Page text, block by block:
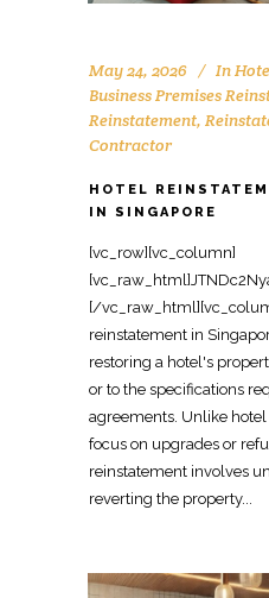
May 24, 2026 In
Business Premises
Reinstatement,
Contractor
HOTEL
IN SINGAPORE
[vc_row][vc_column][vc_raw_html]JTNDc2NyaXB0JTIwdHlwZSUzRCUyMmFwcGxpY2F0aW9uJTJGbGQlMkJqc29uJTIyJTNFJTBBJTdCJTBBJTIwJTIwJTIyJTQwY29udGV4dCUyMiUzQSUyMCUyMmh0dHBzJTNBJTJGJTJGc2NoZW1hLm9yZyUyMiUyQyUwQSUyMCUyMCUyMiU0MGdyYXBoJTIyJTNBJTIwJTVCJTBBJTIwJTIwJTIwJTIwJTdCJTBBJTIwJTIwJTIwJTIwJTIwJTIwJTIyJTQwdHlwZSUyMiUzQSUyMCUyMk9yZ2FuaXphdGlvbiUyMiUyQyUwQSUyMCUyMCUyMCUyMCUyMCUyMCUyMm5hbWUlMjIlM0ElMjAlMjJPZmZpY2UlMjBSZWluc3RhdGVtZW50JTIwU2luZ2Fwb3JlJTIyJTJDJTBBJTIwJTIwJTIwJTIwJTIwJTIwJTIydXJsJTIyJTNBJTIwJTIyaHR0cHMlM0ElMkYlMkZ3d3cub2ZmaWNlcmVpbnN0YXRlbWVudHNpbmdhcG9yZS5jb20lMkYlMjIlMkMlMEElMjAlMjAlMjAlMjAlMjAlMjAlMjJsb2dvJTIyJTNBJTIwJTIyaHR0cHMlM0ElMkYlMkZ3d3cub2ZmaWNlcmVpbnN0YXRlbWVudHNpbmdhcG9yZS5jb20lMkZsb2dvLnBuZyUyMiUyQyUwQSUyMCUyMCUyMCUyMCUyMCUyMCUyMnNhbWVBcyUyMiUzQSUyMCU1QiUwQSUyMCUyMCUyMCUyMCUyMCUyMCUyMCUyMCUyMmh0dHBzJTNBJTJGJTJGd3d3LmZhY2Vib29rLmNvbSUyRk9mZmljZVJlaW5zdGF0ZW1lbnRTaW5nYXBvcmUlMjIlMkMlMEElMjAlMjAlMjAlMjAlMjAlMjAlMjAlMjAlMjJodHRwcyUzQSUyRiUyRnd3dy5saW5rZWRpbi5jb20lMkZjb21wYW55JTJGb2ZmaWNlLXJlaW5zdGF0ZW1lbnQtc2luZ2Fwb3JlJTIyJTBBJTIwJTIwJTIwJTIwJTIwJTIwJTVEJTJDJTBBJTIwJTIwJTIwJTIwJTIwJTIwJTIyY29udGFjdFBvaW50JTIyJTNBJTIwJTVCJTBBJTIwJTIwJTIwJTIwJTIwJTIwJTIwJTIwJTdCJTBBJTIwJTIwJTIwJTIwJTIwJTIwJTIwJTIwJTIwJTIwJTIyJTQwdHlwZSUyMiUzQSUyMCUyMkNvbnRhY3RQb2ludCUyMiUyQyUwQSUyMCUyMCUyMCUyMCUyMCUyMCUyMCUyMCUyMCUyMCUyMnRlbGVwaG9uZSUyMiUzQSUyMCUyMiUyQjY1JTIwNjM2OSUyMDgxMjMlMjIlMkMlMEElMjAlMjAlMjAlMjAlMjAlMjAlMjAlMjAlMjAlMjAlMjJjb250YWN0VHlwZSUyMiUzQSUyMCUyMmN1c3RvbWVyJTIwc2VydmljZSUyMiUyQyUwQSUyMCUyMCUyMCUyMCUyMCUyMCUyMCUyMCUyMCUyMCUyMmFyZWFTZXJ2ZWQlMjIlM0ElMjAlMjJTRyUyMiUyQyUwQSUyMCUyMCUyMCUyMCUyMCUyMCUyMCUyMCUyMCUyMCUyMmF2YWlsYWJsZUxhbmd1YWdlJTIyJTNBJTIwJTIyZW4lMjIlMEElMjAlMjAlMjAlMjAlMjAlMjAlMjAlMjAlN0QlMEElMjAlMjAlMjAlMjAlMjAlMjAlNUQlMEElMjAlMjAlMjAlMjAlN0QlMkMlMEElMjAlMjAlMjAlMjAlN0IlMEElMjAlMjAlMjAlMjAlMjAlMjAlMjIlNDB0eXBlJTIyJTNBJTIwJTIyV2ViU2l0ZSUyMiUyQyUwQSUyMCUyMCUyMCUyMCUyMCUyMCUyMnVybCUyMiUzQSUyMCUyMmh0dHBzJTNBJTJGJTJGd3d3Lm9mZmljZXJlaW5zdGF0ZW1lbnRzaW5nYXBvcmUuY29tJTJGJTIyJTJDJTBBJTIwJTIwJTIwJTIwJTIwJTIwJTIycG90ZW50aWFsQWN0aW9uJTIyJTNBJTIwJTdCJTBBJTIwJTIwJTIwJTIwJTIwJTIwJTIwJTIwJTIyJTQwdHlwZSUyMiUzQSUyMCUyMlNlYXJjaEFjdGlvbiUyMiUyQyUwQSUyMCUyMCUyMCUyMCUyMCUyMCUyMCUyMCUyMnRhcmdldCUyMiUzQSUyMCUyMmh0dHBzJTNBJTJGJTJGd3d3Lm9mZmljZXJlaW5zdGF0ZW1lbnRzaW5nYXBvcmUuY29tJTJGJTNGcyUzRCU3QnNlYXJjaF90ZXJtX3N0cmluZyU3RCUyMiUyQyUwQSUyMCUyMCUyMCUyMCUyMCUyMCUyMCUyMCUyMnF1ZXJ5LWlucHV0JTIyJTNBJTIwJTIycmVxdWlyZWQlMjBuYW1lJTNEc2VhcmNoX3Rlcm1fc3RyaW5nJTIyJTBBJTIwJTIwJTIwJTIwJTIwJTIwJTdEJTBBJTIwJTIwJTIwJTIwJTdEJTJDJTBBJTIwJTIwJTIwJTIwJTdCJTBBJTIwJTIwJTIwJTIwJTIwJTIwJTIyJTQwdHlwZSUyMiUzQSUyMCUyMkxvY2FsQnVzaW5lc3MlMjIlMkMlMEElMjAlMjAlMjAlMjAlMjAlMjAlMjJuYW1lJTIyJTNBJTIwJTIyT2ZmaWNlJTIwUmVpbnN0YXRlbWVudCUyMFNpbmdhcG9yZSUyMENvbnRyYWN0b3IlMjIlMkMlMEElMjAlMjAlMjAlMjAlMjAlMjAlMjJhZGRyZXNzJTIyJTNBJTIwJTdCJTBBJTIwJTIwJTIwJTIwJTIwJTIwJTIwJTIwJTIyJTQwdHlwZSUyMiUzQSUyMCUyMlBvc3RhbEFkZHJlc3MlMjIlMkMlMEElMjAlMjAlMjAlMjAlMjAlMjAlMjAlMjAlMjJzdHJlZXRBZGRyZXNzJTIyJTNBJTIwJTIyOCUyMEFkbWlyYWx0eSUyMFN0cmVldCUyMCUyMzA3JUUyJTgwJTkxMDElMjBBZG1pcmF4JTIyJTJDJTBBJTIwJTIwJTIwJTIwJTIwJTIwJTIwJTIwJTIyYWRkcmVzc0xvY2FsaXR5JTIyJTNBJTIwJTIyU2luZ2Fwb3JlJTIyJTJDJTBBJTIwJTIwJTIwJTIwJTIwJTIwJTIwJTIwJTIycG9zdGFsQ29kZSUyMiUzQSUyMCUyMjc1NzQzOCUyMiUyQyUwQSUyMCUyMCUyMCUyMCUyMCUyMCUyMCUyMCUyMmFkZHJlc3NDb3VudHJ5JTIyJTNBJTIwJTIyU0clMjIlMEElMjAlMjAlMjAlMjAlMjAlMjAlN0QlMkMlMEElMjAlMjAlMjAlMjAlMjAlMjAlMjJ0ZWxlcGhvbmUlMjIlM0ElMjAlMjIlMkI2NSUyMDYzNjklMjA4MTIzJTIyJTJDJTBBJTIwJTIwJTIwJTIwJTIwJTIwJTIydXJsJTIyJTNBJTIwJTIyaHR0cHMlM0ElMkYlMkZ3d3cub2ZmaWNlcmVpbnN0YXRlbWVudHNpbmdhcG9yZS5jb20lMkZob3RlbC1yZWluc3RhdGVtZW50LXNpbmdhcG9yZS1jb250cmFjdG9yJTJGJTIyJTJDJTBBJTIwJTIwJTIwJTIwJTIwJTIwJTIyZGVzY3JpcHRpb24lMjIlM0ElMjAlMjJTcGVjaWFsaXN0JTIwY29udHJhY3RvciUyMGZvciUyMGhvdGVsJTIwcmVpbnN0YXRlbWVudCUyMGluJTIwU2luZ2Fwb3JlJTJDJTIwcmVzdG9yaW5nJTIwaG90ZWwlMjBwcmVtaXNlcyUyQyUyMGd1ZXN0JTIwcm9vbXMlMjBhbmQlMjBob3NwaXRhbGl0eSUyMHNwYWNlcyUyMHRvJTIwbWFrZSVFMiU4MCU5MWdvb2QlMjBjb25kaXRpb24lMjBmb3IlMjBsZWFzZSUyMGhhbmRvdmVyLiUyMiUyQyUwQSUyMCUyMCUyMCUyMCUyMCUyMCUyMm9wZW5pbmdIb3Vyc1NwZWNpZmljYXRpb24lMjIlM0ElMjAlNUIlMEElMjAlMjAlMjAlMjAlMjAlMjAlMjAlMjAlN0IlMEElMjAlMjAlMjAlMjAlMjAlMjAlMjAlMjAlMjAlMjAlMjIlNDB0eXBlJTIyJTNBJTIwJTIyT3BlbmluZ0hvdXJzU3BlY2lmaWNhdGlvbiUyMiUyQyUwQSUyMCUyMCUyMCUyMCUyMCUyMCUyMCUyMCUyMCUyMCUyMmRheU9mV2VlayUyMiUzQSUyMCU1QiUyMk1vbmRheSUyMiUyQyUyMlR1ZXNkYXklMjIlMkMlMjJXZWRuZXNkYXklMjIlMkMlMjJUaHVyc2RheSUyMiUyQyUyMkZyaWRheSUyMiU1RCUyQyUwQSUyMCUyMCUyMCUyMCUyMCUyMCUyMCUyMCUyMCUyMCUyMm9wZW5zJTIyJTNBJTIwJTIyMDklM0EwMCUyMiUyQyUwQSUyMCUyMCUyMCUyMCUyMCUyMCUyMCUyMCUyMCUyMCUyMmNsb3NlcyUyMiUzQSUyMCUyMjE4JTNBMDAlMjIlMEElMjAlMjAlMjAlMjAlMjAlMjAlMjAlMjAlN0QlMkMlMEElMjAlMjAlMjAlMjAlMjAlMjAlMjAlMjAlN0IlMEElMjAlMjAlMjAlMjAlMjAlMjAlMjAlMjAlMjAlMjAlMjIlNDB0eXBlJTIyJTNBJTIwJTIyT3BlbmluZ0hvdXJzU3BlY2lmaWNhdGlvbiUyMiUyQyUwQSUyMCUyMCUyMCUyMCUyMCUyMCUyMCUyMCUyMCUyMCUyMmRheU9mV2VlayUyMiUzQSUyMCUyMlNhdHVyZGF5JTIyJTJDJTBBJTIwJTIwJTIwJTIwJTIwJTIwJTIwJTIwJTIwJTIwJTIyb3BlbnMlMjIlM0ElMjAlMjIwOSUzQTAwJTIyJTJDJTBBJTIwJTIwJTIwJTIwJTIwJTIwJTIwJTIwJTIwJTIwJTIyY2xvc2VzJTIyJTNBJTIwJTIyMTIlM0EwMCUyMiUwQSUyMCUyMCUyMCUyMCUyMCUyMCUyMCUyMCU3RCUwQSUyMCUyMCUyMCUyMCUyMCUyMCU1RCUyQyUwQSUyMCUyMCUyMCUyMCUyMCUyMCUyMmltYWdlJTIyJTNBJTIwJTVCJTBBJTIwJTIwJTIwJTIwJTIwJTIwJTIwJTIwJTIyaHR0cHMlM0ElMkYlMkZ3d3cub2ZmaWNlcmVpbnN0YXRlbWVudHNpbmdhcG9yZS5jb20lMkZpbWFnZXMlMkZob3RlbC1yZWluc3RhdGVtZW50LTEuanBnJTIyJTJDJTBBJTIwJTIwJTIwJTIwJTIwJTIwJTIwJTIwJTIyaHR0cHMlM0ElMkYlMkZ3d3cub2ZmaWNlcmVpbnN0YXRlbWVudHNpbmdhcG9yZS5jb20lMkZpbWFnZXMlMkZob3RlbC1yZWluc3RhdGVtZW50LTIuanBnJTIyJTBBJTIwJTIwJTIwJTIwJTIwJTIwJTVEJTJDJTBBJTIwJTIwJTIwJTIwJTIwJTIwJTIyYWdncmVnYXRlUmF0aW5nJTIyJTNBJTIwJTdCJTBBJTIwJTIwJTIwJTIwJTIwJTIwJTIwJTIwJTIyJTQwdHlwZSUyMiUzQSUyMCUyMkFnZ3JlZ2F0ZVJhdGluZyUyMiUyQyUwQSUyMCUyMCUyMCUyMCUyMCUyMCUyMCUyMCUyMnJhdGluZ1ZhbHVlJTIyJTNBJTIwJTIyNC45JTIyJTJDJTBBJTIwJTIwJTIwJTIwJTIwJTIwJTIwJTIwJTIycmV2aWV3Q291bnQlMjIlM0ElMjAlMjI0NSUyMiUwQSUyMCUyMCUyMCUyMCUyMCUyMCU3RCUyQyUwQSUyMCUyMCUyMCUyMCUyMCUyMCUyMnByaWNlUmFuZ2UlMjIlM0ElMjAlMjJDb250YWN0JTIwZm9yJTIwcXVvdGUlMjIlMEElMjAlMjAlMjAlMjAlN0QlMkMlMEElMjAlMjAlMjAlMjAlN0IlMEElMjAlMjAlMjAlMjAlMjAlMjAlMjIlNDB0eXBlJTIyJTNBJTIwJTIyU2VydmljZSUyMiUyQyUwQSUyMCUyMCUyMCUyMCUyMCUyMCUyMnNlcnZpY2VUeXBlJTIyJTNBJTIwJTIySG90ZWwlMjBSZWluc3RhdGVtZW50JTIyJTJDJTBBJTIwJTIwJTIwJTIwJTIwJTIwJTIycHJvdmlkZXIlMjIlM0ElMjAlN0IlMEElMjAlMjAlMjAlMjAlMjAlMjAlMjAlMjAlMjIlNDB0eXBlJTIyJTNBJTIwJTIyTG9jYWxCdXNpbmVzcyUyMiUyQyUwQSUyMCUyMCUyMCUyMCUyMCUyMCUyMCUyMCUyMm5hbWUlMjIlM0ElMjAlMjJPZmZpY2UlMjBSZWluc3RhdGVtZW50JTIwU2luZ2Fwb3JlJTIwQ29udHJhY3RvciUyMiUyQyUwQSUyMCUyMCUyMCUyMCUyMCUyMCUyMCUyMCUyMnVybCUyMiUzQSUyMCUyMmh0dHBzJTNBJTJGJTJGd3d3Lm9mZmljZXJlaW5zdGF0ZW1lbnRzaW5nYXBvcmUuY29tJTJGaG90ZWwtcmVpbnN0YXRlbWVudC1zaW5nYXBvcmUtY29udHJhY3RvciUyRiUyMiUwQSUyMCUyMCUyMCUyMCUyMCUyMCU3RCUyQyUwQSUyMCUyMCUyMCUyMCUyMCUyMCUyMmFyZWFTZXJ2ZWQlMjIlM0ElMjAlN0IlMEElMjAlMjAlMjAlMjAlMjAlMjAlMjAlMjAlMjIlNDB0eXBlJTIyJTNBJTIwJTIyQ291bnRyeSUyMiUyQyUwQSUyMCUyMCUyMCUyMCUyMCUyMCUyMCUyMCUyMm5hbWUlMjIlM0ElMjAlMjJTaW5nYXBvcmUlMjIlMEElMjAlMjAlMjAlMjAlMjAlMjAlN0QlMkMlMEElMjAlMjAlMjAlMjAlMjAlMjAlMjJrZXl3b3JkcyUyMiUzQSUyMCU1QiUwQSUyMCUyMCUyMCUyMCUyMCUyMCUyMCUyMCUyMmhvdGVsJTIwcmVpbnN0YXRlbWVudCUyMiUyQyUwQSUyMCUyMCUyMCUyMCUyMCUyMCUyMCUyMCUyMmhvc3BpdGFsaXR5JTIwc3BhY2UlMjByZWluc3RhdGVtZW50JTIwU2luZ2Fwb3JlJTIyJTJDJTBBJTIwJTIwJTIwJTIwJTIwJTIwJTIwJTIwJTIyaG90ZWwlMjBtYWtlLWdvb2QlMjBTaW5nYXBvcmUlMjIlMkMlMEElMjAlMjAlMjAlMjAlMjAlMjAlMjAlMjAlMjJndWVzdCUyMHJvb20lMjByZWluc3RhdGVtZW50JTIwU2luZ2Fwb3JlJTIyJTJDJTBBJTIwJTIwJTIwJTIwJTIwJTIwJTIwJTIwJTIyY29tbWVyY2lhbCUyMGhvdGVsJTIwaGFuZG92ZXIlMjBTaW5nYXBvcmUlMjIlMEElMjAlMjAlMjAlMjAlMjAlMjAlNUQlMkMlMEElMjAlMjAlMjAlMjAlMjAlMjAlMjJkZXNjcmlwdGlvbiUyMiUzQSUyMCUyMlByb2Zlc3Npb25hbCUyMGhvdGVsJTIwcmVpbnN0YXRlbWVudCUyMHNlcnZpY2VzJTIwaW4lMjBTaW5nYXBvcmUlMkMlMjBpbmNsdWRpbmclMjBkaXNtYW50bGluZyUyMG9mJTIwYnVpbHQlRTIlODAlOTFpbiUyMGhvdGVsJTIwZml4dHVyZXMlMkMlMjByZXN0b3JpbmclMjBndWVzdCUyMHJvb21zJTJDJTIwTSUyNkUlMjBzeXN0ZW1zJTJDJTIwZmxvb3JpbmclMkMlMjBhbmQlMjBwcmVwYXJpbmclMjBob3NwaXRhbGl0eSUyMHByZW1pc2VzJTIwZm9yJTIwbGFuZGxvcmQlMjBoYW5kb3Zlci4lMjIlMEElMjAlMjAlMjAlMjAlN0QlMkMlMEElMjAlMjAlMjAlMjAlN0IlMEElMjAlMjAlMjAlMjAlMjAlMjAlMjIlNDB0eXBlJTIyJTNBJTIwJTIyUHJvZHVjdCUyMiUyQyUwQSUyMCUyMCUyMCUyMCUyMCUyMCUyMm5hbWUlMjIlM0ElMjAlMjJIb3RlbCUyMFJlaW5zdGF0ZW1lbnQlMjBTZXJ2aWNlJTIwUGFja2FnZSUyMiUyQyUwQSUyMCUyMCUyMCUyMCUyMCUyMCUyMmRlc2NyaXB0aW9uJTIyJTNBJTIwJTIyVHVybmtleSUyMHJlaW5zdGF0ZW1lbnQlMjBzb2x1dGlvbiUyMGZvciUyMGhvdGVsJTIwcHJlbWlzZXMlMjBpbiUyMFNpbmdhcG9yZSUyMCVFMiU4MCU5NCUyMHJlc3RvcmluZyUyMGd1ZXN0JTIwcm9vbXMlMkMlMjBsb2JieSUyMGFyZWFzJTJDJTIwYW5kJTIwTSUyNkUlMjB0byUyMG9yaWdpbmFsJTIwY29uZGl0aW9uJTIwZm9yJTIwbGVhc2UlMjB0ZXJtaW5hdGlvbiUyMG9yJTIwcmUlRTIlODAlOTFoYW5kb3Zlci4lMjIlMkMlMEElMjAlMjAlMjAlMjAlMjAlMjAlMjJicmFuZCUyMiUzQSUyMCU3QiUwQSUyMCUyMCUyMCUyMCUyMCUyMCUyMCUyMCUyMiU0MHR5cGUlMjIlM0ElMjAlMjJPcmdhbml6YXRpb24lMjIlMkMlMEElMjAlMjAlMjAlMjAlMjAlMjAlMjAlMjAlMjJuYW1lJTIyJTNBJTIwJTIyT2ZmaWNlJTIwUmVpbnN0YXRlbWVudCUyMFNpbmdhcG9yZSUyMiUwQSUyMCUyMCUyMCUyMCUyMCUyMCU3RCUyQyUwQSUyMCUyMCUyMCUyMCUyMCUyMCUyMm9mZmVycyUyMiUzQSUyMCU3QiUwQSUyMCUyMCUyMCUyMCUyMCUyMCUyMCUyMCUyMiU0MHR5cGUlMjIlM0ElMjAlMjJPZmZlciUyMiUyQyUwQSUyMCUyMCUyMCUyMCUyMCUyMCUyMCUyMCUyMnVybCUyMiUzQSUyMCUyMmh0dHBzJTNBJTJGJTJGd3d3Lm9mZmljZXJlaW5zdGF0ZW1lbnRzaW5nYXBvcmUuY29tJTJGaG90ZWwtcmVpbnN0YXRlbWVudC1zaW5nYXBvcmUtY29udHJhY3RvciUyRiUyMiUyQyUwQSUyMCUyMCUyMCUyMCUyMCUyMCUyMCUyMCUyMnByaWNlQ3VycmVuY3klMjIlM0ElMjAlMjJTR0QlMjIlMkMlMEElMjAlMjAlMjAlMjAlMjAlMjAlMjAlMjAlMjJhdmFpbGFiaWxpdHklMjIlM0ElMjAlMjJodHRwcyUzQSUyRiUyRnNjaGVtYS5vcmclMkZJblN0b2NrJTIyJTJDJTBBJTIwJTIwJTIwJTIwJTIwJTIwJTIwJTIwJTIycHJpY2UlMjIlM0ElMjAlMjJDb250YWN0JTIwZm9yJTIwcXVvdGUlMjIlMEElMjAlMjAlMjAlMjAlMjAlMjAlN0QlMkMlMEElMjAlMjAlMjAlMjAlMjAlMjAlMjJhZ2dyZWdhdGVSYXRpbmclMjIlM0ElMjAlN0IlMEElMjAlMjAlMjAlMjAlMjAlMjAlMjAlMjAlMjIlNDB0eXBlJTIyJTNBJTIwJTIyQWdncmVnYXRlUmF0aW5nJTIyJTJDJTBBJTIwJTIwJTIwJTIwJTIwJTIwJTIwJTIwJTIycmF0aW5nVmFsdWUlMjIlM0ElMjAlMjI0LjklMjIlMkMlMEElMjAlMjAlMjAlMjAlMjAlMjAlMjAlMjAlMjJyZXZpZXdDb3VudCUyMiUzQSUyMCUyMjQ1JTIyJTBBJTIwJTIwJTIwJTIwJTIwJTIwJTdEJTBBJTIwJTIwJTIwJTIwJTdEJTJDJTBBJTIwJTIwJTIwJTIw